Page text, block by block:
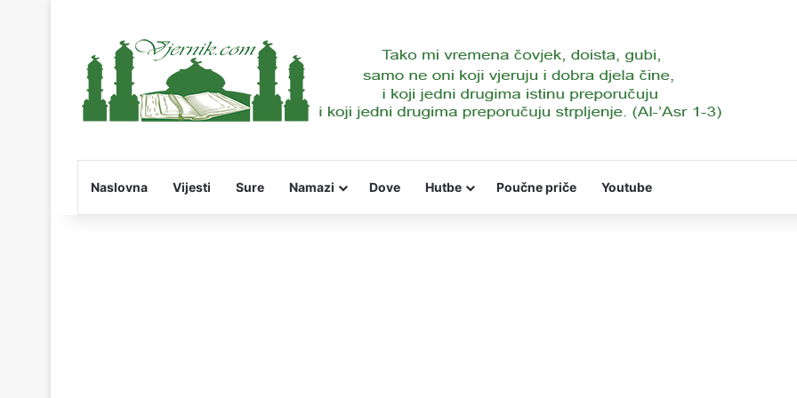
Naslovna Vijesti Sure Namazi Dove Hutbe Poučne priče Youtube